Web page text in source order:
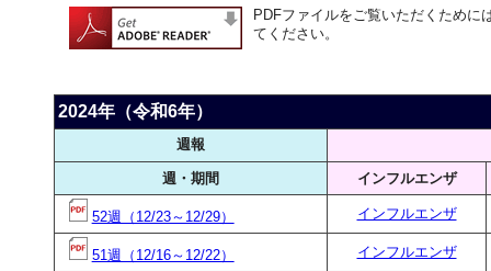
PDFファイルをご覧いただくために
てください。
2024年（令和6年）
週報
週・期間 インフルエンザ
52週（12/23～12/29） インフルエンザ
51週（12/16～12/22） インフルエンザ